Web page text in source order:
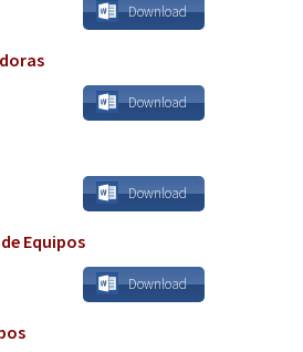
Download
Download
Download
Equipos
Download